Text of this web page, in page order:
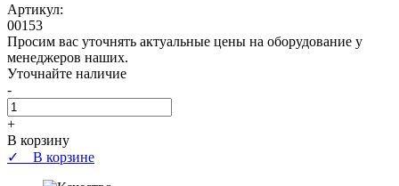
Артикул:
00153
Просим вас уточнять актуальные цены на оборудование у
менеджеров наших.
Уточнайте наличие
-
+
В корзину
✓ В корзине